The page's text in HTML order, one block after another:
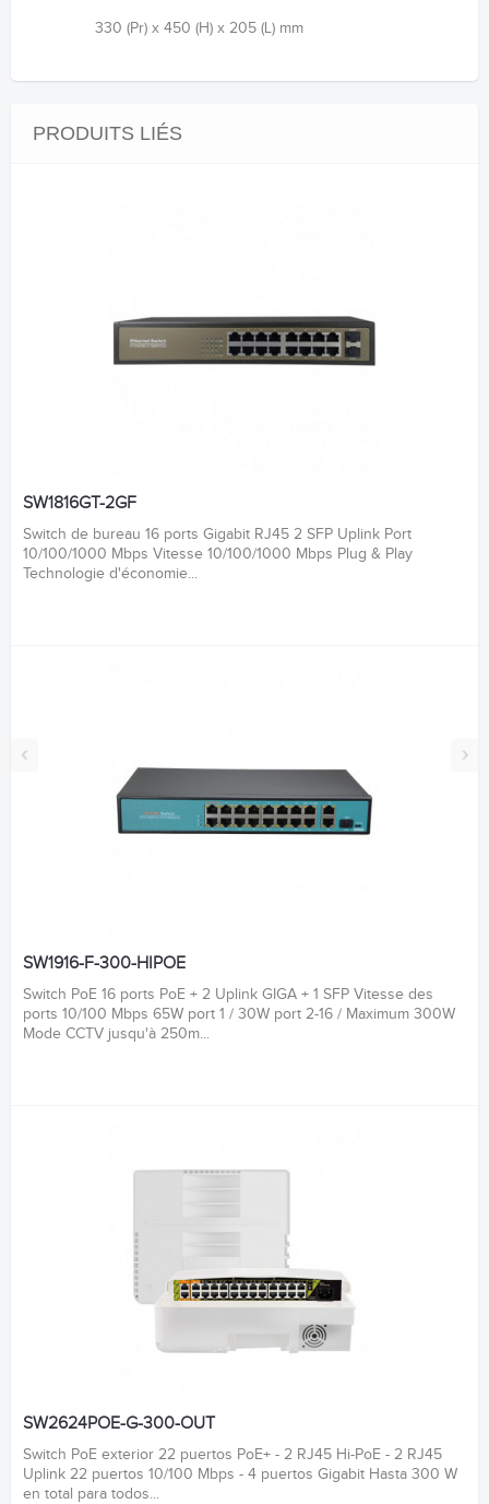
330 (Pr) x 450 (H) x 205 (L) mm
PRODUITS LIÉS
‹ ›
SW1816GT-2GF
Switch de bureau 16 ports Gigabit RJ45 2 SFP Uplink Port
10/100/1000 Mbps Vitesse 10/100/1000 Mbps Plug & Play
Technologie d'économie...
SW1916-F-300-HIPOE
Switch PoE 16 ports PoE + 2 Uplink GIGA + 1 SFP Vitesse des
ports 10/100 Mbps 65W port 1 / 30W port 2-16 / Maximum 300W
Mode CCTV jusqu'à 250m...
SW2624POE-G-300-OUT
Switch PoE exterior 22 puertos PoE+ - 2 RJ45 Hi-PoE - 2 RJ45
Uplink 22 puertos 10/100 Mbps - 4 puertos Gigabit Hasta 300 W
en total para todos...